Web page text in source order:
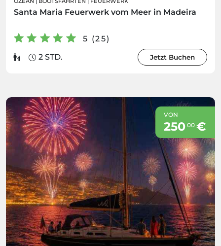
Santa Maria Feuerwerk vom Meer in Madeira
5 (25)
2 STD.
Jetzt Buchen
VON
250 00€